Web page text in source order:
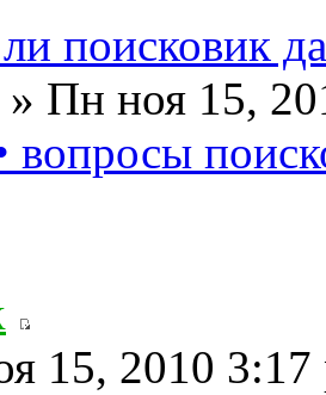
поисковик
» Пн ноя 15,
вопросы
15, 2010 3:17